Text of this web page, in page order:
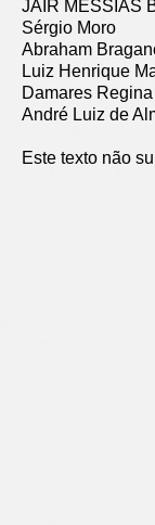
JAIR MESSIAS
Sérgio Moro
Abraham
Luiz Henrique
Damares
André Luiz de
Este texto não